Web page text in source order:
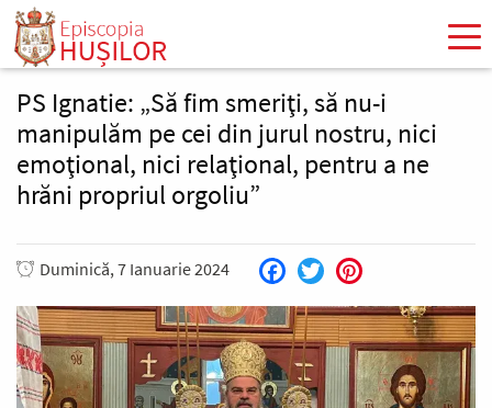
Mergi
conţinutul
principal
PS Ignatie: „Să fim smeriţi, să nu-i
manipulăm pe cei din jurul nostru, nici
emoţional, nici relaţional, pentru a ne
hrăni propriul orgoliu”
Duminică, 7 Ianuarie 2024 Facebook
Twitter